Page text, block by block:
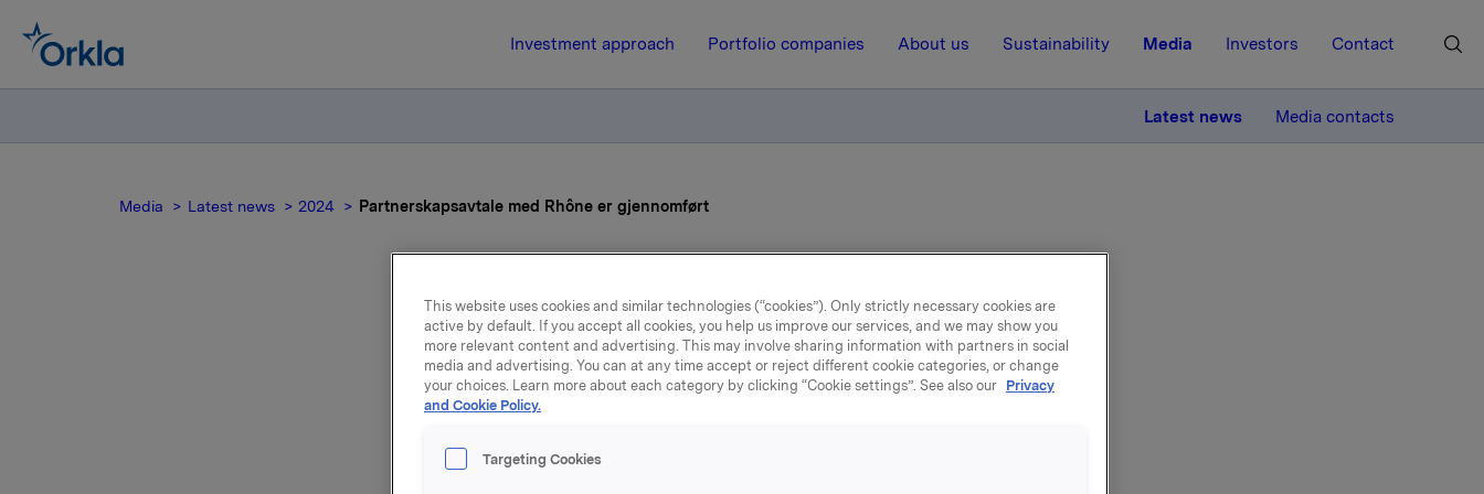
Investment approach Portfolio companies About us Sustainability Media Investors Contact
Latest news Media contacts
Media Latest news 2024 Partnerskapsavtale med Rhône er gjennomført
Partnerskapsavtale med Rhône er
gjennomført
Orkla informerte 26. oktober 2023 om en partnerskapsavtale med
This website uses cookies and similar technologies (“cookies”). Only strictly necessary cookies are
active by default. If you accept all cookies, you help us improve our services, and we may show you
more relevant content and advertising. This may involve sharing information with partners in social
media and advertising. You can at any time accept or reject different cookie categories, or change
your choices. Learn more about each category by clicking “Cookie settings”. See also our Privacy
and Cookie Policy.
Targeting Cookies